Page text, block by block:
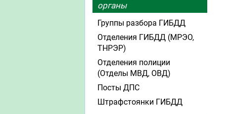
органы
Группы разбора ГИБДД
Отделения ГИБДД (МРЭО,
ТНРЭР)
Отделения полиции
(Отделы МВД, ОВД)
Посты ДПС
Штрафстоянки ГИБДД